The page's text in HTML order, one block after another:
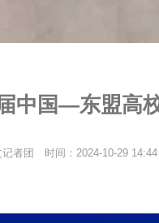
中国—东盟高
者团 时间：2024-10-29 14:44